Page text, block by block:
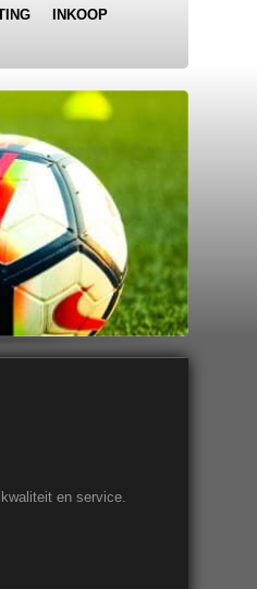
INKOOP
en service.